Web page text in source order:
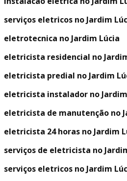
serviços eletricos no Jardim
eletrotecnica no Jardim Lúcia
eletricista residencial no
eletricista predial no Jardim
eletricista instalador no
eletricista de manutenção no
eletricista 24 horas no Jardim
serviços de eletricista no
serviços eletricos no Jardim